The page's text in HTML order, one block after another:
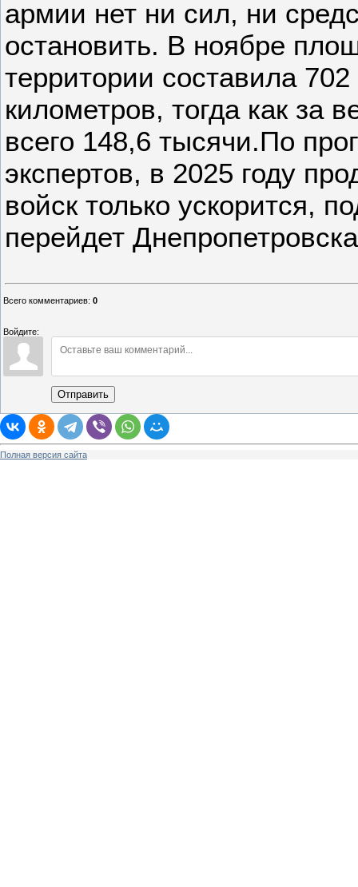
армии нет ни сил, ни
остановить. В ноябре
территории составила
километров, тогда как за
всего 148,6 тысячи.По
экспертов, в 2025 году
войск только ускорится,
перейдет
Всего комментариев: 0
Войдите:
Отправить
Полная версия сайта